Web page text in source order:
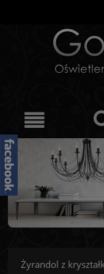
Żyrandol z